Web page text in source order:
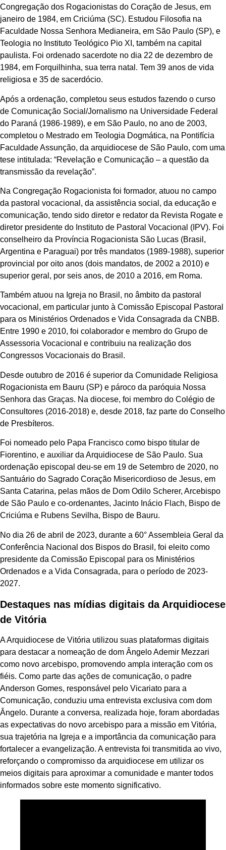
Congregação dos Rogacionistas do Coração de Jesus, em
janeiro de 1984, em Criciúma (SC). Estudou Filosofia na
Faculdade Nossa Senhora Medianeira, em São Paulo (SP), e
Teologia no Instituto Teológico Pio XI, também na capital
paulista. Foi ordenado sacerdote no dia 22 de dezembro de
1984, em Forquilhinha, sua terra natal. Tem 39 anos de vida
religiosa e 35 de sacerdócio.
Após a ordenação, completou seus estudos fazendo o curso
de Comunicação Social/Jornalismo na Universidade Federal
do Paraná (1986-1989), e em São Paulo, no ano de 2003,
completou o Mestrado em Teologia Dogmática, na Pontifícia
Faculdade Assunção, da arquidiocese de São Paulo, com uma
tese intitulada: “Revelação e Comunicação – a questão da
transmissão da revelação”.
Na Congregação Rogacionista foi formador, atuou no campo
da pastoral vocacional, da assistência social, da educação e
comunicação, tendo sido diretor e redator da Revista Rogate e
diretor presidente do Instituto de Pastoral Vocacional (IPV). Foi
conselheiro da Província Rogacionista São Lucas (Brasil,
Argentina e Paraguai) por três mandatos (1989-1988), superior
provincial por oito anos (dois mandatos, de 2002 a 2010) e
superior geral, por seis anos, de 2010 a 2016, em Roma.
Também atuou na Igreja no Brasil, no âmbito da pastoral
vocacional, em particular junto à Comissão Episcopal Pastoral
para os Ministérios Ordenados e Vida Consagrada da CNBB.
Entre 1990 e 2010, foi colaborador e membro do Grupo de
Assessoria Vocacional e contribuiu na realização dos
Congressos Vocacionais do Brasil.
Desde outubro de 2016 é superior da Comunidade Religiosa
Rogacionista em Bauru (SP) e pároco da paróquia Nossa
Senhora das Graças. Na diocese, foi membro do Colégio de
Consultores (2016-2018) e, desde 2018, faz parte do Conselho
de Presbíteros.
Foi nomeado pelo Papa Francisco como bispo titular de
Fiorentino, e auxiliar da Arquidiocese de São Paulo. Sua
ordenação episcopal deu-se em 19 de Setembro de 2020, no
Santuário do Sagrado Coração Misericordioso de Jesus, em
Santa Catarina, pelas mãos de Dom Odilo Scherer, Arcebispo
de São Paulo e co-ordenantes, Jacinto Inácio Flach, Bispo de
Criciúma e Rubens Sevilha, Bispo de Bauru.
No dia 26 de abril de 2023, durante a 60° Assembleia Geral da
Conferência Nacional dos Bispos do Brasil, foi eleito como
presidente da Comissão Episcopal para os Ministérios
Ordenados e a Vida Consagrada, para o período de 2023-
2027.
Destaques nas mídias digitais da Arquidiocese
de Vitória
A Arquidiocese de Vitória utilizou suas plataformas digitais
para destacar a nomeação de dom Ângelo Ademir Mezzari
como novo arcebispo, promovendo ampla interação com os
fiéis. Como parte das ações de comunicação, o padre
Anderson Gomes, responsável pelo Vicariato para a
Comunicação, conduziu uma entrevista exclusiva com dom
Ângelo. Durante a conversa, realizada hoje, foram abordadas
as expectativas do novo arcebispo para a missão em Vitória,
sua trajetória na Igreja e a importância da comunicação para
fortalecer a evangelização. A entrevista foi transmitida ao vivo,
reforçando o compromisso da arquidiocese em utilizar os
meios digitais para aproximar a comunidade e manter todos
informados sobre este momento significativo.